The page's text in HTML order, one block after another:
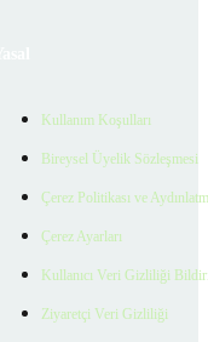
Kullanım Koşulları
Bireysel Üyelik Sözleşmesi
Çerez Politikası ve
Çerez Ayarları
Kullanıcı Veri Gizliliği
Ziyaretçi Veri Gizliliği